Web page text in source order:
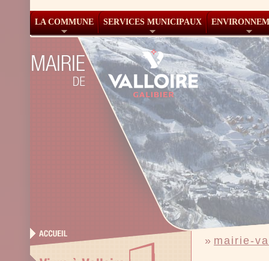
LA COMMUNE SERVICES MUNICIPAUX
» mairie-